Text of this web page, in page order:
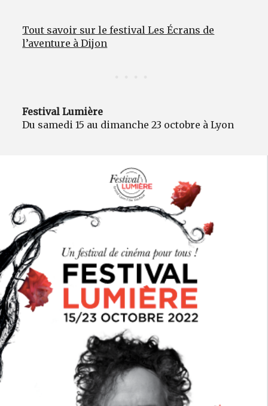
Tout savoir sur le festival Les Écrans de
l’aventure à Dijon
Festival Lumière
Du samedi 15 au dimanche 23 octobre à Lyon